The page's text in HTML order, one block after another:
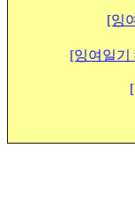
[잉
[잉여일기